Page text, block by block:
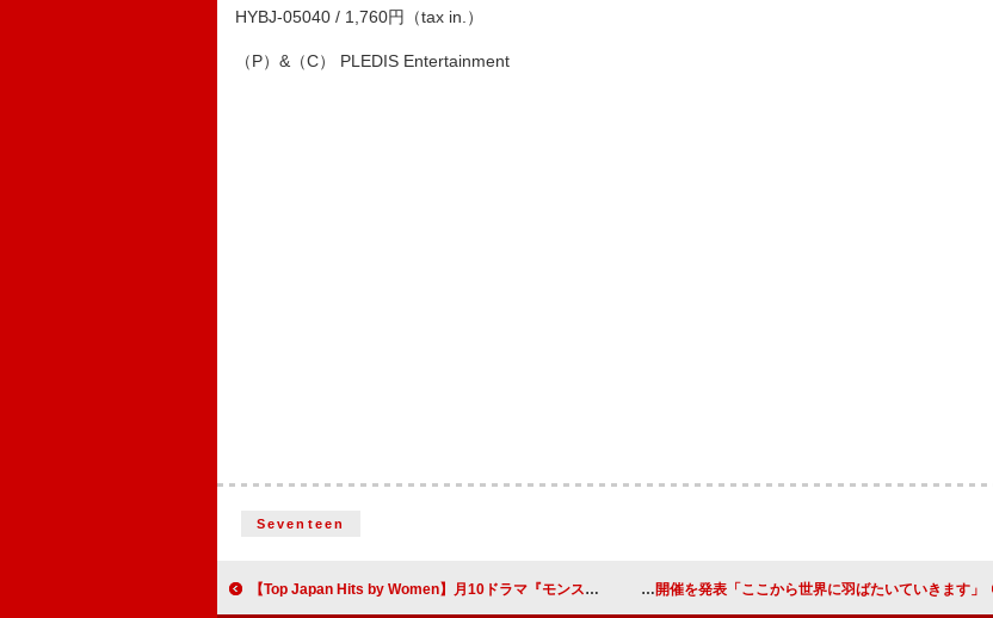
HYBJ-05040 / 1,760円（tax in.）
（P）&（C） PLEDIS Entertainment
Seventeen
【Top Japan Hits by Women】月10ドラマ『モンスター』の主題歌、ちゃんみな「FOREVER」など9曲が初登場 JO1、ワールドツアー開催を発表「ここから世界に羽ばたいていきます」